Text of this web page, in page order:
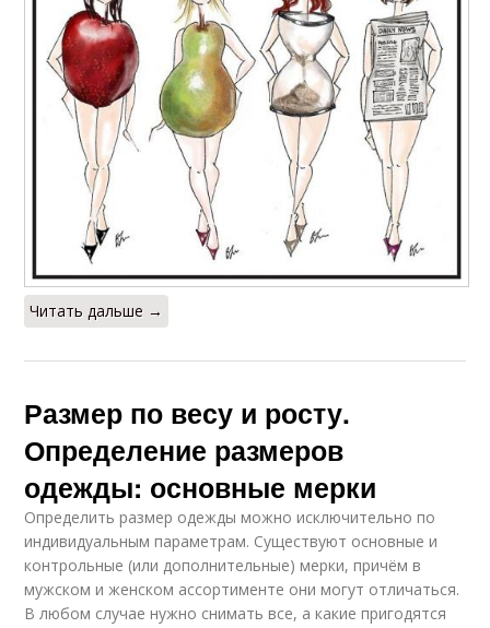
Читать дальше →
Размер по весу и росту.
Определение размеров
одежды: основные мерки
Определить размер одежды можно исключительно по
индивидуальным параметрам. Существуют основные и
контрольные (или дополнительные) мерки, причём в
мужском и женском ассортименте они могут отличаться.
В любом случае нужно снимать все, а какие пригодятся